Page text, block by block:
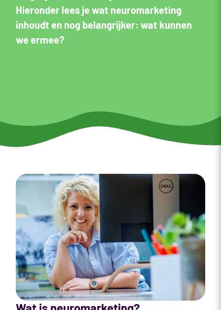
Hieronder lees je wat neuromarketing
inhoudt en nog belangrijker: wat kunnen
we ermee?